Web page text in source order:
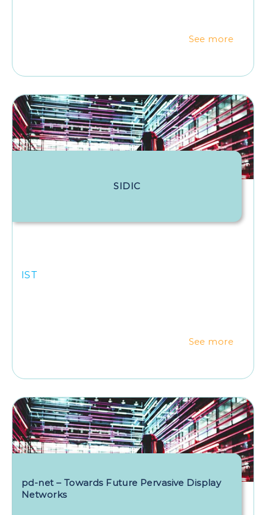
See more
SIDIC
IST
See more
pd-net – Towards Future Pervasive Display
Networks